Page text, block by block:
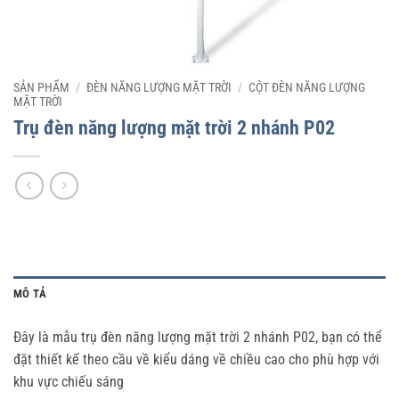
SẢN PHẨM / ĐÈN NĂNG LƯỢNG MẶT TRỜI / CỘT ĐÈN NĂNG LƯỢNG
MẶT TRỜI
Trụ đèn năng lượng mặt trời 2 nhánh P02
MÔ TẢ
Đây là mẫu trụ đèn năng lượng mặt trời 2 nhánh P02, bạn có thể
đặt thiết kế theo cầu về kiểu dáng về chiều cao cho phù hợp với
khu vực chiếu sáng